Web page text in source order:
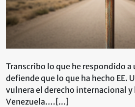
Transcribo lo que he respondido a
defiende que lo que ha hecho EE.
vulnera el derecho internacional y
Venezuela.…[...]